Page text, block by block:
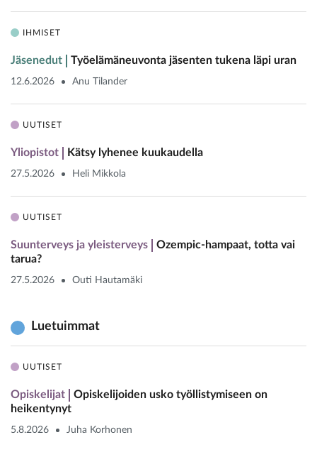
IHMISET
Jäsenedut Työelämäneuvonta jäsenten tukena läpi uran
12.6.2026 Anu Tilander
UUTISET
Yliopistot Kätsy lyhenee kuukaudella
27.5.2026 Heli Mikkola
UUTISET
Suunterveys ja yleisterveys
Ozempic-hampaat, totta vai
tarua?
27.5.2026 Outi Hautamäki
Luetuimmat
UUTISET
Opiskelijat
Opiskelijoiden usko työllistymiseen on
heikentynyt
5.8.2026 Juha Korhonen